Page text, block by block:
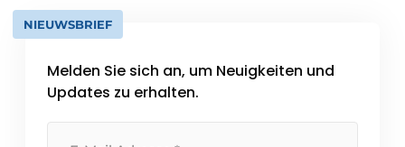
NIEUWSBRIEF
Melden Sie sich an, um Neuigkeiten und
Updates zu erhalten.